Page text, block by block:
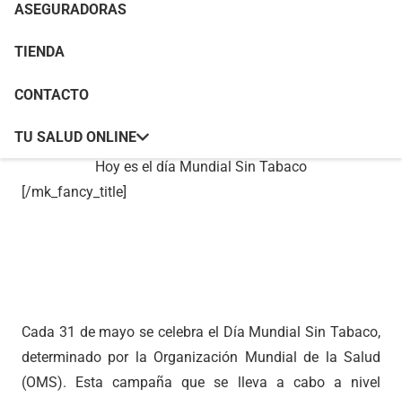
ASEGURADORAS
TIENDA
CONTACTO
TU SALUD ONLINE
size=»44″ force_font_size=»true» size_phone=»20″
font_family=»none» responsive_align=»left»]
Hoy es el día Mundial Sin Tabaco
[/mk_fancy_title]
Cada 31 de mayo se celebra el Día Mundial Sin Tabaco,
determinado por la Organización Mundial de la Salud
(OMS). Esta campaña que se lleva a cabo a nivel